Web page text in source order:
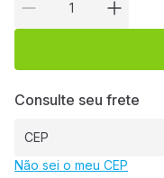
Consulte seu frete
Não sei o meu CEP